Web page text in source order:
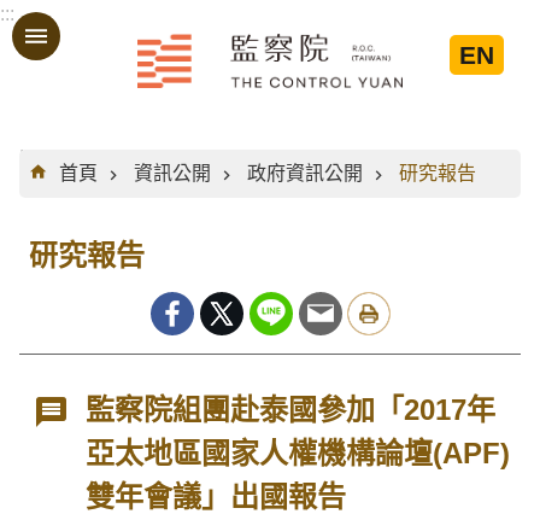
跳到主要內容區塊
:::
EN
:::
首頁
資訊公開 政府資訊公開 研究報告
研究報告
監察院組團赴泰國參加「2017年
亞太地區國家人權機構論壇(APF)
雙年會議」出國報告